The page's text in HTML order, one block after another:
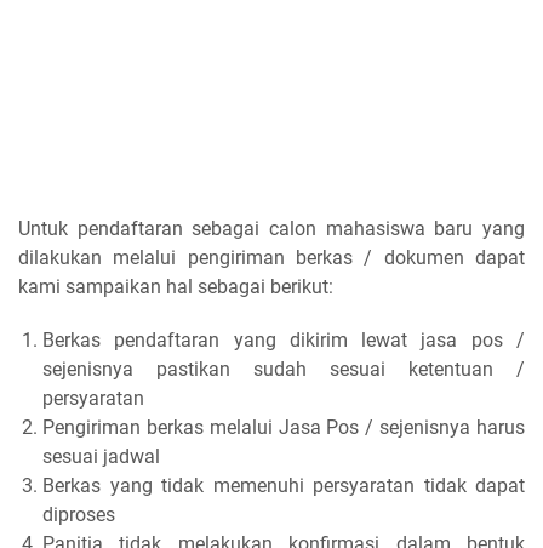
Untuk pendaftaran sebagai calon mahasiswa baru yang
dilakukan melalui pengiriman berkas / dokumen dapat
kami sampaikan hal sebagai berikut:
Berkas pendaftaran yang dikirim lewat jasa pos /
sejenisnya pastikan sudah sesuai ketentuan /
persyaratan
Pengiriman berkas melalui Jasa Pos / sejenisnya harus
sesuai jadwal
Berkas yang tidak memenuhi persyaratan tidak dapat
diproses
Panitia tidak melakukan konfirmasi dalam bentuk